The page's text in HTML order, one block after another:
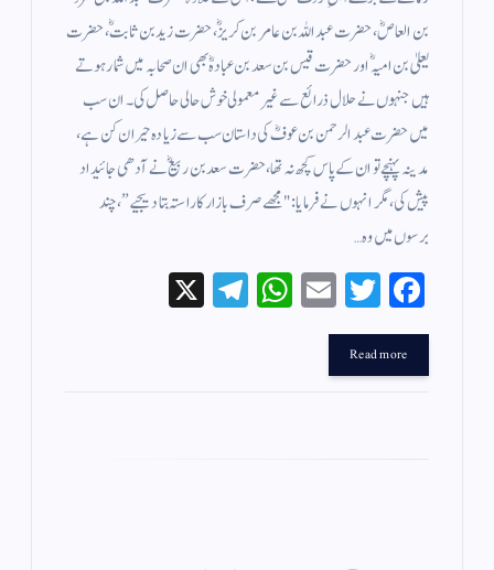
بن العاصؓ، حضرت عبداللہ بن عامر بن کریزؓ، حضرت زید بن ثابتؓ، حضرت
یعلیٰ بن امیہؓ اور حضرت قیس بن سعد بن عبادہؓ بھی ان صحابہ میں شمار ہوتے
ہیں جنہوں نے حلال ذرائع سے غیر معمولی خوش حالی حاصل کی۔ ان سب
میں حضرت عبدالرحمن بن عوفؓ کی داستان سب سے زیادہ حیران کن ہے،
مدینہ پہنچے تو ان کے پاس کچھ نہ تھا، حضرت سعد بن ربیعؓ نے آدھی جائیداد
پیش کی، مگر انہوں نے فرمایا: "مجھے صرف بازار کا راستہ بتا دیجیے”، چند
برسوں میں وہ…
Fa
ce
bo
ok
T
wi
r
E
m
W
ha
Te
le
Read more